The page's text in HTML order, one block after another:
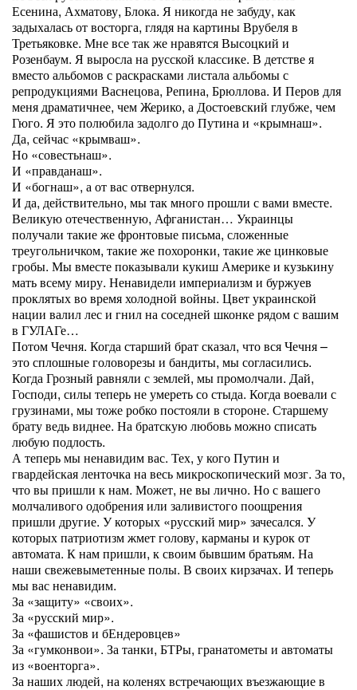
Есенина, Ахматову, Блока. Я никогда не забуду, как
задыхалась от восторга, глядя на картины Врубеля в
Третьяковке. Мне все так же нравятся Высоцкий и
Розенбаум. Я выросла на русской классике. В детстве я
вместо альбомов с раскрасками листала альбомы с
репродукциями Васнецова, Репина, Брюллова. И Перов для
меня драматичнее, чем Жерико, а Достоевский глубже, чем
Гюго. Я это полюбила задолго до Путина и «крымнаш».
Да, сейчас «крымваш».
Но «совестьнаш».
И «правданаш».
И «богнаш», а от вас отвернулся.
И да, действительно, мы так много прошли с вами вместе.
Великую отечественную, Афганистан… Украинцы
получали такие же фронтовые письма, сложенные
треугольничком, такие же похоронки, такие же цинковые
гробы. Мы вместе показывали кукиш Америке и кузькину
мать всему миру. Ненавидели империализм и буржуев
проклятых во время холодной войны. Цвет украинской
нации валил лес и гнил на соседней шконке рядом с вашим
в ГУЛАГе…
Потом Чечня. Когда старший брат сказал, что вся Чечня –
это сплошные головорезы и бандиты, мы согласились.
Когда Грозный равняли с землей, мы промолчали. Дай,
Господи, силы теперь не умереть со стыда. Когда воевали с
грузинами, мы тоже робко постояли в стороне. Старшему
брату ведь виднее. На братскую любовь можно списать
любую подлость.
А теперь мы ненавидим вас. Тех, у кого Путин и
гвардейская ленточка на весь микроскопический мозг. За то,
что вы пришли к нам. Может, не вы лично. Но с вашего
молчаливого одобрения или заливистого поощрения
пришли другие. У которых «русский мир» зачесался. У
которых патриотизм жмет голову, карманы и курок от
автомата. К нам пришли, к своим бывшим братьям. На
наши свежевыметенные полы. В своих кирзачах. И теперь
мы вас ненавидим.
За «защиту» «своих».
За «русский мир».
За «фашистов и бЕндеровцев»
За «гумконвои». За танки, БТРы, гранатометы и автоматы
из «военторга».
За наших людей, на коленях встречающих въезжающие в